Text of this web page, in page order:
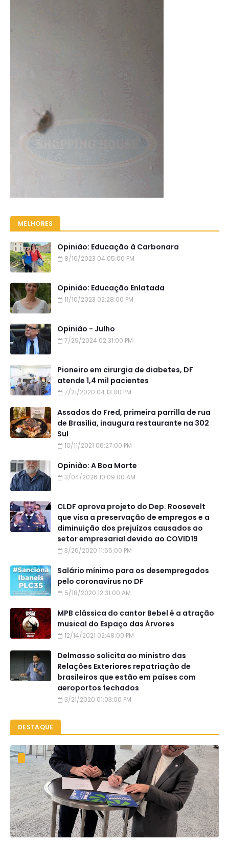
MELHORES
Opinião: Educação à Carbonara
8/10/2023 04:05:00 PM
Opinião: Educação Enlatada
11/10/2023 02:28:00 PM
Opinião - Julho
7/29/2024 02:31:00 PM
Pioneiro em cirurgia de diabetes, DF
atende 1,4 mil pacientes
7/21/2020 04:13:00 PM
Assados do Fred, primeira parrilla de rua
de Brasília, inaugura restaurante na 302
Sul
10/11/2021 06:27:00 PM
Opinião: A Boa Morte
3/04/2026 10:09:00 AM
CLDF aprova projeto do Dep. Roosevelt
que visa a preservação de empregos e a
diminuição dos prejuízos causados ao
setor empresarial devido ao COVID19
3/26/2020 11:55:00 PM
Salário mínimo para os desempregados
pelo coronavírus no DF
5/18/2020 12:31:00 AM
MPB clássica do cantor Bebel é a atração
musical do Espaço das Árvores
12/14/2021 02:48:00 PM
Delmasso solicita ao ministro das
Relações Exteriores repatriação de
brasileiros que estão em países com
aeroportos fechados
3/21/2020 01:03:00 PM
DESTAQUE